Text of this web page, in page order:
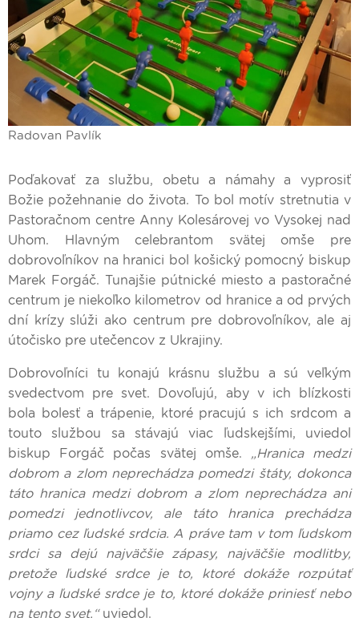
Radovan Pavlík
Poďakovať za službu, obetu a námahy a vyprosiť
Božie požehnanie do života. To bol motív stretnutia v
Pastoračnom centre Anny Kolesárovej vo Vysokej nad
Uhom. Hlavným celebrantom svätej omše pre
dobrovoľníkov na hranici bol košický pomocný biskup
Marek Forgáč. Tunajšie pútnické miesto a pastoračné
centrum je niekoľko kilometrov od hranice a od prvých
dní krízy slúži ako centrum pre dobrovoľníkov, ale aj
útočisko pre utečencov z Ukrajiny.
Dobrovoľníci tu konajú krásnu službu a sú veľkým
svedectvom pre svet. Dovoľujú, aby v ich blízkosti
bola bolesť a trápenie, ktoré pracujú s ich srdcom a
touto službou sa stávajú viac ľudskejšími, uviedol
biskup Forgáč počas svätej omše. „Hranica medzi
dobrom a zlom neprechádza pomedzi štáty, dokonca
táto hranica medzi dobrom a zlom neprechádza ani
pomedzi jednotlivcov, ale táto hranica prechádza
priamo cez ľudské srdcia. A práve tam v tom ľudskom
srdci sa dejú najväčšie zápasy, najväčšie modlitby,
pretože ľudské srdce je to, ktoré dokáže rozpútať
vojny a ľudské srdce je to, ktoré dokáže priniesť nebo
na tento svet,“ uviedol.